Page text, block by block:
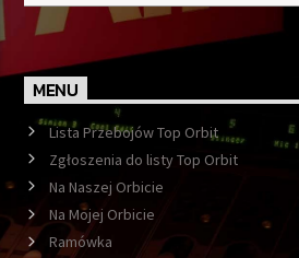
MENU
Lista Przebojów Top Orbit
Zgłoszenia do listy Top Orbit
Na Naszej Orbicie
Na Mojej Orbicie
Ramówka